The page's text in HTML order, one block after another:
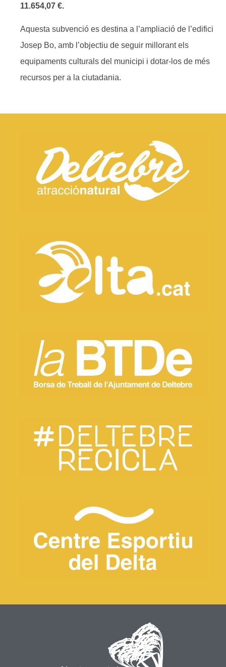
11.654,07 €.
Aquesta subvenció es destina a l’ampliació de l’edifici
Josep Bo, amb l’objectiu de seguir millorant els
equipaments culturals del municipi i dotar-los de més
recursos per a la ciutadania.